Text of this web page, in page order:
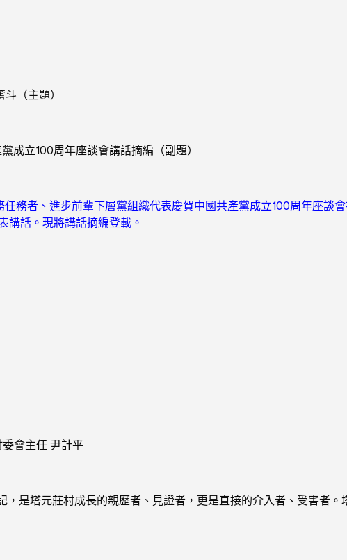
（主題）
立100周年座談會講話摘編（副題）
務者、進步前輩下層黨組織代表慶賀中國共產黨成立100周年座談
講話。現將講話摘編登載。
會主任 尹計平
是塔元莊村成長的親歷者、見證者，更是直接的介入者、受害者